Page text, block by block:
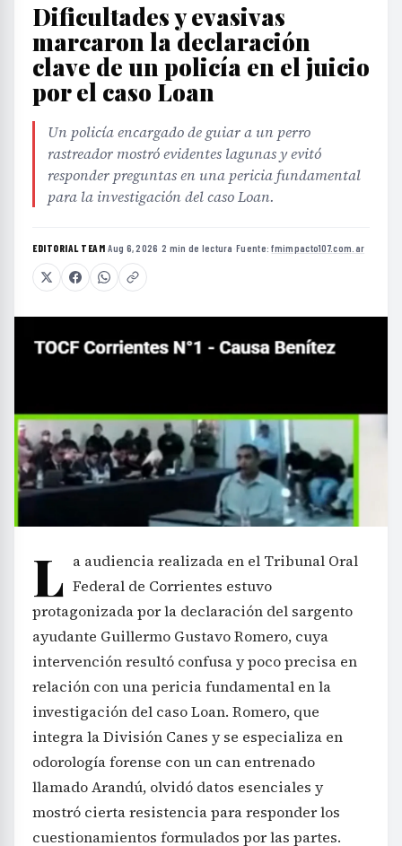
Dificultades y evasivas
marcaron la declaración
clave de un policía en el juicio
por el caso Loan
Un policía encargado de guiar a un perro
rastreador mostró evidentes lagunas y evitó
responder preguntas en una pericia fundamental
para la investigación del caso Loan.
EDITORIAL TEAM·Aug 6, 2026 ·2 min de lectura ·Fuente:fmimpacto107.com.ar
L a audiencia realizada en el Tribunal Oral
Federal de Corrientes estuvo
protagonizada por la declaración del sargento
ayudante Guillermo Gustavo Romero, cuya
intervención resultó confusa y poco precisa en
relación con una pericia fundamental en la
investigación del caso Loan. Romero, que
integra la División Canes y se especializa en
odorología forense con un can entrenado
llamado Arandú, olvidó datos esenciales y
mostró cierta resistencia para responder los
cuestionamientos formulados por las partes.